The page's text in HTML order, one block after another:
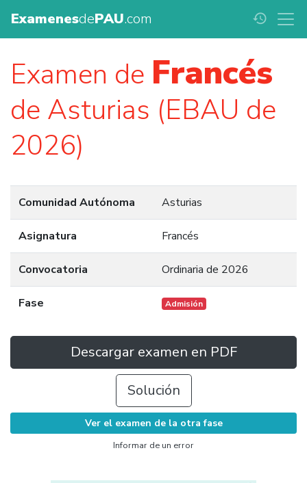
ExamenesdePAU.com history
Examen de Francés
de Asturias (EBAU de
2026)
Comunidad Autónoma Asturias
Asignatura Francés
Convocatoria Ordinaria de 2026
Fase Admisión
Descargar examen en PDF
Solución
Ver el examen de la otra fase
Informar de un error